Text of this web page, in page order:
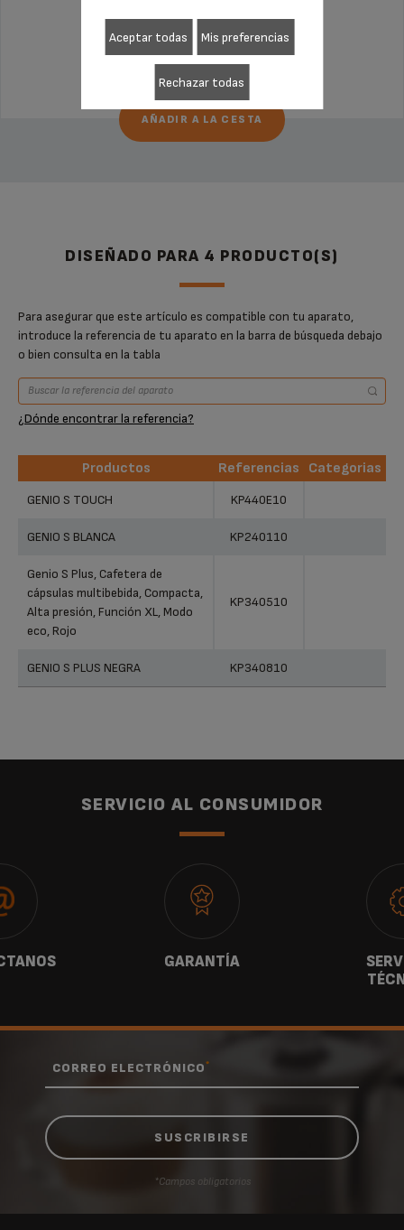
39,99 €
AÑADIR A LA CESTA
DISEÑADO PARA 4 PRODUCTO(S)
Para asegurar que este artículo es compatible con tu aparato,
introduce la referencia de tu aparato en la barra de búsqueda debajo
o bien consulta en la tabla
¿Dónde encontrar la referencia?
Productos Referencias
Categorias
GENIO S TOUCH KP440E10
GENIO S BLANCA KP240110
Genio S Plus, Cafetera de
cápsulas multibebida, Compacta,
Alta presión, Función XL, Modo
eco, Rojo
KP340510
GENIO S PLUS NEGRA KP340810
SERVICIO AL CONSUMIDOR
GARANTÍA
CORREO ELECTRÓNICO*
*Campos obligatorios
Aceptar todas Mis preferencias
Rechazar todas